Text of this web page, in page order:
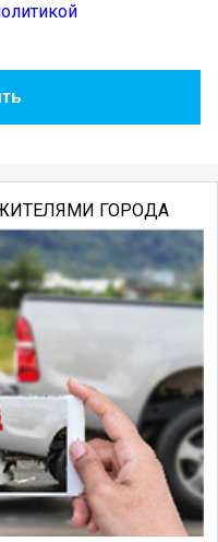
ГОРОДА